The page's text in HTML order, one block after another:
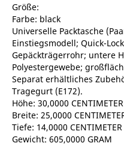
Größe:
Farbe: black
Universelle Packtasche
Einstiegsmodell; Quick-
Gepäckträgerrohr; untere
Polyestergewebe;
Separat erhältliches
Tragegurt (E172).
Höhe: 30,0000 CENTIMETER
Breite: 25,0000
Tiefe: 14,0000 CENTIMETER
Gewicht: 605,0000 GRAM